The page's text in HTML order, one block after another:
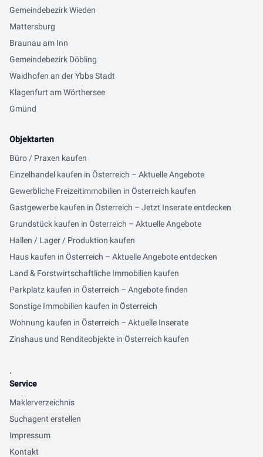
Gemeindebezirk Wieden
Mattersburg
Braunau am Inn
Gemeindebezirk Döbling
Waidhofen an der Ybbs Stadt
Klagenfurt am Wörthersee
Gmünd
Objektarten
Büro / Praxen kaufen
Einzelhandel kaufen in Österreich – Aktuelle Angebote
Gewerbliche Freizeitimmobilien in Österreich kaufen
Gastgewerbe kaufen in Österreich – Jetzt Inserate entdecken
Grundstück kaufen in Österreich – Aktuelle Angebote
Hallen / Lager / Produktion kaufen
Haus kaufen in Österreich – Aktuelle Angebote entdecken
Land & Forstwirtschaftliche Immobilien kaufen
Parkplatz kaufen in Österreich – Angebote finden
Sonstige Immobilien kaufen in Österreich
Wohnung kaufen in Österreich – Aktuelle Inserate
Zinshaus und Renditeobjekte in Österreich kaufen
.
Service
Maklerverzeichnis
Suchagent erstellen
Impressum
Kontakt